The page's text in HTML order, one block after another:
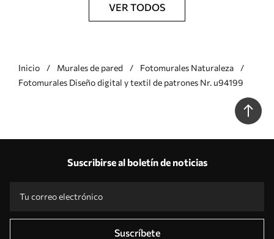
VER TODOS
Inicio Murales de pared
Fotomurales Naturaleza
Fotomurales Diseño digital y textil de patrones Nr. u94199
Suscribirse al boletín de noticias
Suscríbete